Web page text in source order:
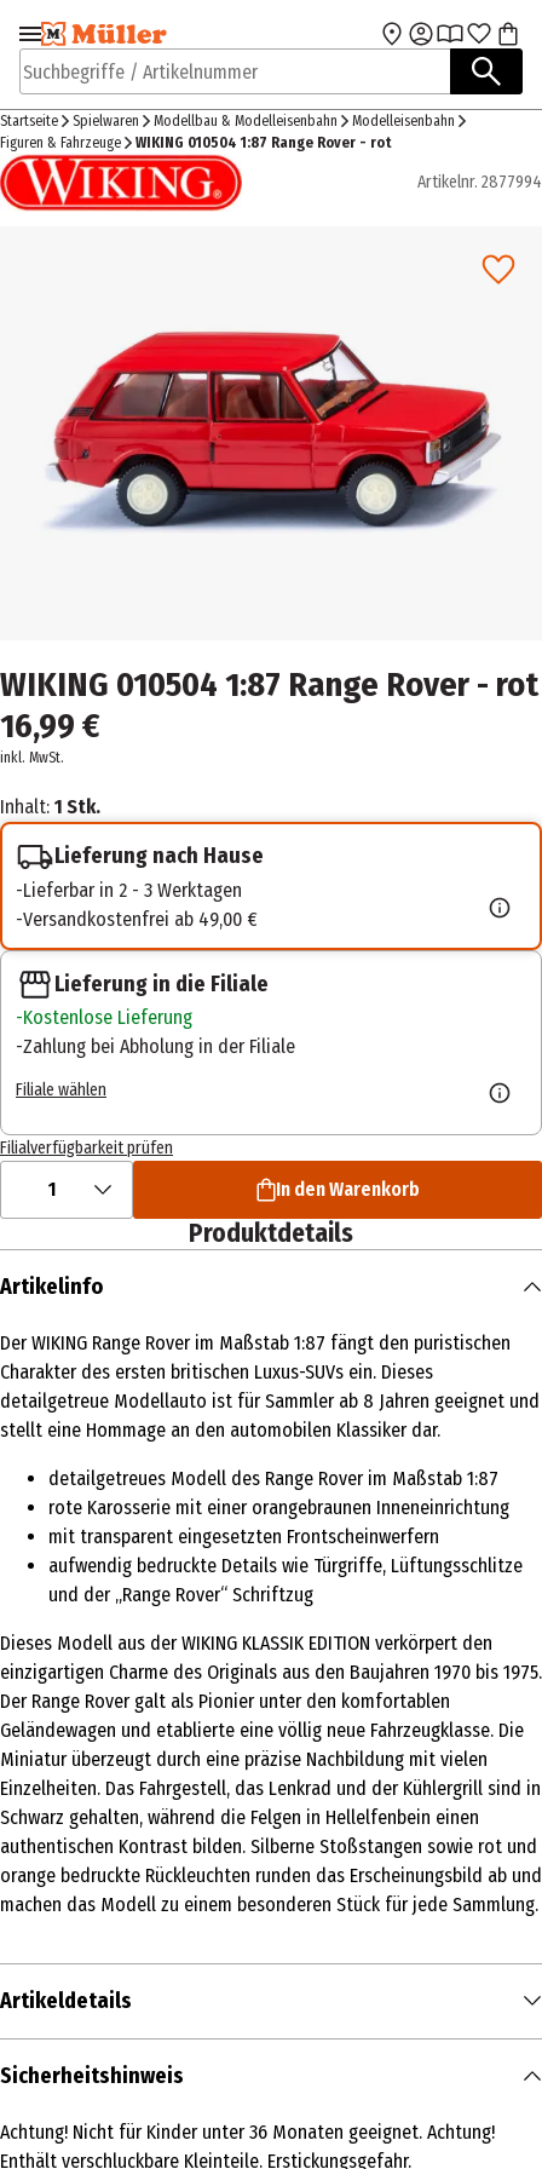
Zur Navigation
springen
Zum Hauptinhalt
Suchbegriffe / Artikelnummer
Startseite Spielwaren Modellbau & Modelleisenbahn
Modelleisenbahn
Figuren & Fahrzeuge
WIKING 010504 1:87 Range Rover - rot
Artikelnr. 2877994
WIKING 010504 1:87 Range Rover - rot
16,99 €
inkl. MwSt.
Inhalt: 1 Stk.
Lieferung nach Hause
Lieferbar in 2 - 3 Werktagen
Versandkostenfrei ab 49,00 €
Lieferung in die Filiale
Kostenlose Lieferung
Zahlung bei Abholung in der Filiale
Filiale wählen
Filialverfügbarkeit prüfen
1 In den Warenkorb
Produktdetails
Artikelinfo
Der WIKING Range Rover im Maßstab 1:87 fängt den puristischen
Charakter des ersten britischen Luxus-SUVs ein. Dieses
detailgetreue Modellauto ist für Sammler ab 8 Jahren geeignet und
stellt eine Hommage an den automobilen Klassiker dar.
detailgetreues Modell des Range Rover im Maßstab 1:87
rote Karosserie mit einer orangebraunen Inneneinrichtung
mit transparent eingesetzten Frontscheinwerfern
aufwendig bedruckte Details wie Türgriffe, Lüftungsschlitze
und der „Range Rover“ Schriftzug
Dieses Modell aus der WIKING KLASSIK EDITION verkörpert den
einzigartigen Charme des Originals aus den Baujahren 1970 bis 1975.
Der Range Rover galt als Pionier unter den komfortablen
Geländewagen und etablierte eine völlig neue Fahrzeugklasse. Die
Miniatur überzeugt durch eine präzise Nachbildung mit vielen
Einzelheiten. Das Fahrgestell, das Lenkrad und der Kühlergrill sind in
Schwarz gehalten, während die Felgen in Hellelfenbein einen
authentischen Kontrast bilden. Silberne Stoßstangen sowie rot und
orange bedruckte Rückleuchten runden das Erscheinungsbild ab und
machen das Modell zu einem besonderen Stück für jede Sammlung.
Artikeldetails
Inhalt
Produkttyp
Sicherheitshinweis
Achtung! Nicht für Kinder unter 36 Monaten geeignet. Achtung!
Enthält verschluckbare Kleinteile. Erstickungsgefahr.